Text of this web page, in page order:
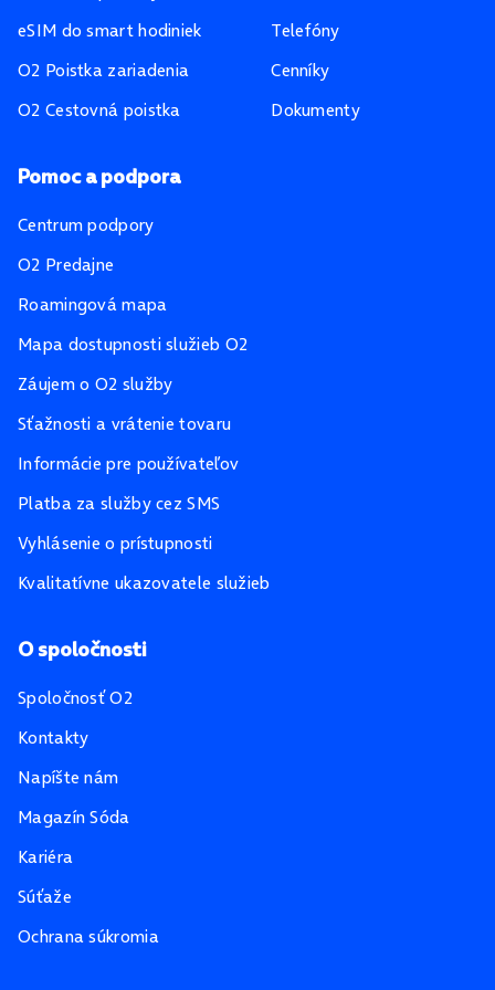
eSIM do smart hodiniek
O2 Poistka zariadenia
O2 Cestovná poistka
Telefóny
Cenníky
Dokumenty
Pomoc a podpora
Centrum podpory
O2 Predajne
Roamingová mapa
Mapa dostupnosti služieb O2
Záujem o O2 služby
Sťažnosti a vrátenie tovaru
Informácie pre používateľov
Platba za služby cez SMS
Vyhlásenie o prístupnosti
Kvalitatívne ukazovatele služieb
O spoločnosti
Spoločnosť O2
Kontakty
Napíšte nám
Magazín Sóda
Kariéra
Súťaže
Ochrana súkromia